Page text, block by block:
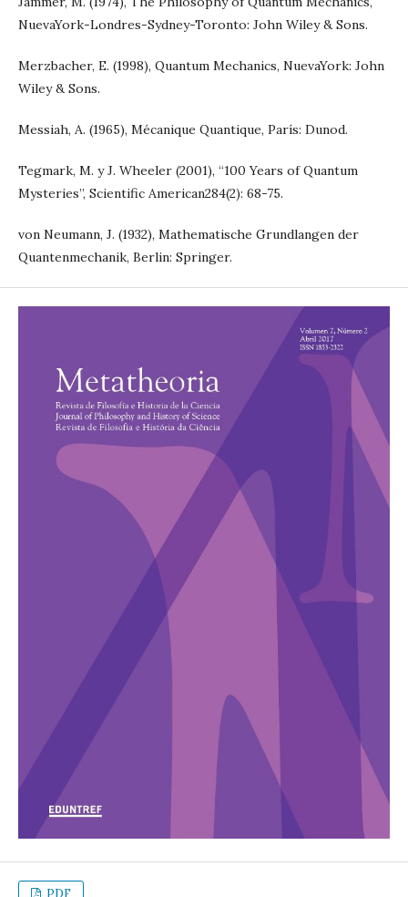
NuevaYork-Londres-Sydney-Toronto: John Wiley & Sons.
Merzbacher, E. (1998), Quantum Mechanics, NuevaYork: John
Wiley & Sons.
Messiah, A. (1965), Mécanique Quantique, París: Dunod.
Tegmark, M. y J. Wheeler (2001), “100 Years of Quantum
Mysteries”, Scientific American284(2): 68-75.
von Neumann, J. (1932), Mathematische Grundlangen der
Quantenmechanik, Berlin: Springer.